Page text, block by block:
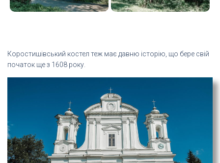
Коростишівський костел теж має давню історію, що бере свій
початок ще з 1608 року.